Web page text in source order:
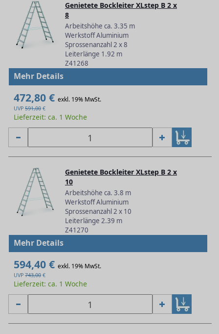
Genietete Bockleiter XLstep B 2 x
8
Arbeitshöhe ca. 3.35 m
Werkstoff Aluminium
Sprossenanzahl 2 x 8
Leiterlänge 1.92 m
Z41268
Mehr Details
472,80 € exkl. 19% MwSt.
UVP 591,00 €
Lieferzeit: ca. 1 Woche
Genietete Bockleiter XLstep B 2 x
10
Arbeitshöhe ca. 3.8 m
Werkstoff Aluminium
Sprossenanzahl 2 x 10
Leiterlänge 2.39 m
Z41270
Mehr Details
594,40 € exkl. 19% MwSt.
UVP 743,00 €
Lieferzeit: ca. 1 Woche